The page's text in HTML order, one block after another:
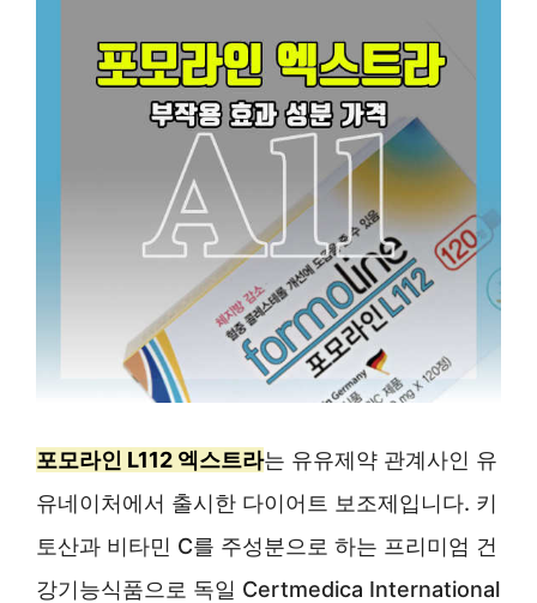
포모라인 L112 엑스트라는 유유제약 관계사인 유
유네이처에서 출시한 다이어트 보조제입니다. 키
토산과 비타민 C를 주성분으로 하는 프리미엄 건
강기능식품으로 독일 Certmedica International